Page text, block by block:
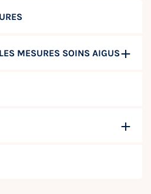
MESURES SOINS AIGUS